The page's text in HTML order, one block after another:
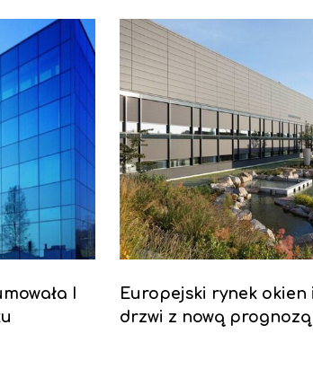
I
Europejski rynek okien i
drzwi z nową prognozą